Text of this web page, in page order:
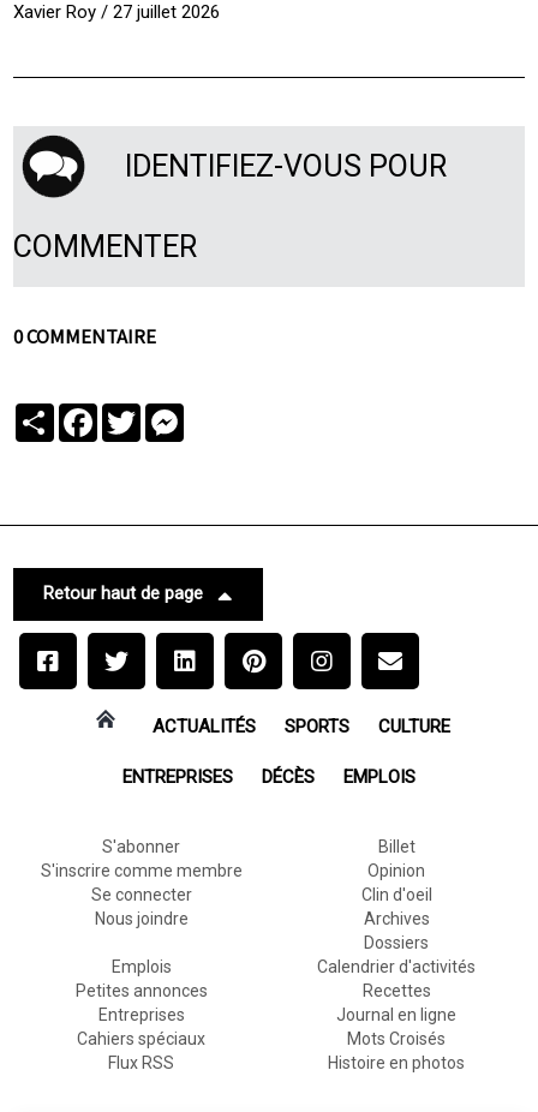
Xavier Roy / 27 juillet 2026
IDENTIFIEZ-VOUS POUR
COMMENTER
0 COMMENTAIRE
PartagerFacebook
Twitter
Retour haut de page
ACTUALITÉS SPORTS CULTURE
ENTREPRISES DÉCÈS EMPLOIS
S'abonner
S'inscrire comme membre
Se connecter
Nous joindre
Billet
Opinion
Clin d'oeil
Archives
Dossiers
Emplois
Petites annonces
Entreprises
Cahiers spéciaux
Flux RSS
Calendrier d'activités
Recettes
Journal en ligne
Mots Croisés
Histoire en photos